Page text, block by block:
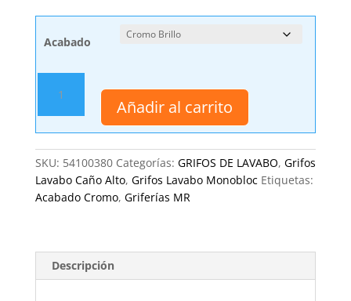
Acabado
Lavabo,
Monobloc
Caño
Alto
Cala
MR
Añadir al carrito
SKU: 54100380 Categorías: GRIFOS DE LAVABO, Grifos
Lavabo Caño Alto, Grifos Lavabo Monobloc Etiquetas:
Acabado Cromo, Griferías MR
Descripción